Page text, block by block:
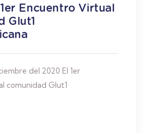
Encuentro Virtual
Glut1
del 2020 El 1er
comunidad Glut1